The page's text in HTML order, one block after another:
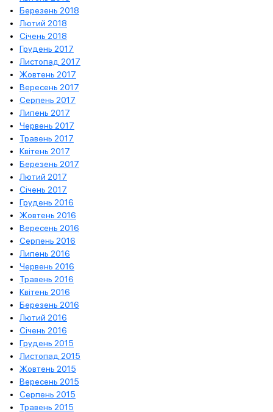
Березень 2018
Лютий 2018
Січень 2018
Грудень 2017
Листопад 2017
Жовтень 2017
Вересень 2017
Серпень 2017
Липень 2017
Червень 2017
Травень 2017
Квітень 2017
Березень 2017
Лютий 2017
Січень 2017
Грудень 2016
Жовтень 2016
Вересень 2016
Серпень 2016
Липень 2016
Червень 2016
Травень 2016
Квітень 2016
Березень 2016
Лютий 2016
Січень 2016
Грудень 2015
Листопад 2015
Жовтень 2015
Вересень 2015
Серпень 2015
Травень 2015